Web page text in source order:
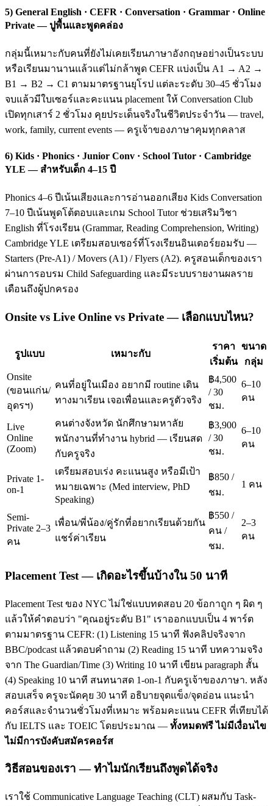
5) General English · CEFR · Conversation · Grammar · Online
Private — ปูพื้นและพูดคล่อง
กลุ่มนี้เหมาะกับคนที่ยังไม่เคยเรียนภาษาอังกฤษอย่างเป็นระบบ
หรือเรียนมานานแล้วแต่ไม่กล้าพูด CEFR แบ่งเป็น A1 → A2 →
B1 → B2 → C1 ตามมาตรฐานยุโรป แต่ละระดับ 30–45 ชั่วโมง
จบแล้วมีใบเซอร์และคะแนน placement ให้ Conversation Club
เปิดทุกเสาร์ 2 ชั่วโมง คุยประเด็นจริงในชีวิตประจำวัน — travel,
work, family, current events — ครูเจ้าของภาษาคุมทุกคลาส
6) Kids · Phonics · Junior Conv · School Tutor · Cambridge
YLE — สำหรับเด็ก 4–15 ปี
Phonics 4–6 ปีเน้นเสียงและการอ่านออกเสียง Kids Conversation
7–10 ปีเน้นพูดโต้ตอบและเกม School Tutor ช่วยเสริมวิชา
English ที่โรงเรียน (Grammar, Reading Comprehension, Writing)
Cambridge YLE เตรียมสอบเซอร์ที่โรงเรียนอินเตอร์ยอมรับ —
Starters (Pre-A1) / Movers (A1) / Flyers (A2). ครูสอนเด็กของเรา
ผ่านการอบรม Child Safeguarding และมีระบบรายงานผลราย
เดือนถึงผู้ปกครอง
Onsite vs Live Online vs Private — เลือกแบบไหน?
รูปแบบ เหมาะกับ
ราคา
เริ่มต้น
ขนาด
กลุ่ม
Onsite
(ขอนแก่น/
อุดรฯ)
คนที่อยู่ในเมือง อยากมี routine เดิน
ทางมาเรียน เจอเพื่อนและครูตัวจริง
฿4,500
/ 30
ชม.
6–10
คน
Live
Online
(Zoom)
คนต่างจังหวัด นักศึกษามหาลัย
พนักงานที่ทำงาน hybrid — เรียนสด
กับครูจริง
฿3,900
/ 30
ชม.
6–10
คน
Private 1-
on-1
เตรียมสอบเร่ง คะแนนสูง หรือมีเป้า
หมายเฉพาะ (Med interview, PhD
Speaking)
฿850 /
ชม.
1 คน
Semi-
Private 2–3
คน
เพื่อน/พี่น้อง/คู่รักที่อยากเรียนด้วยกัน
แชร์ค่าเรียน
฿550 /
คน /
ชม.
2–3
คน
Placement Test — เกิดอะไรขึ้นบ้างใน 50 นาที
Placement Test ของ NYC ไม่ใช่แบบทดสอบ 20 ข้อกาถูก ๆ ผิด ๆ
แล้วให้คำตอบว่า "คุณอยู่ระดับ B1" เราออกแบบเป็น 4 พาร์ต
ตามมาตรฐาน CEFR: (1) Listening 15 นาที ฟังคลิปจริงจาก
BBC/podcast แล้วตอบคำถาม (2) Reading 15 นาที บทความจริง
จาก The Guardian/Time (3) Writing 10 นาที เขียน paragraph สั้น
(4) Speaking 10 นาที สนทนาสด 1-on-1 กับครูเจ้าของภาษา. หลัง
สอบเสร็จ ครูจะนัดคุย 30 นาที อธิบายจุดแข็ง/จุดอ่อน แนะนำ
คอร์สและจำนวนชั่วโมงที่เหมาะ พร้อมคะแนน CEFR ที่เทียบได้
กับ IELTS และ TOEIC โดยประมาณ — ทั้งหมดฟรี ไม่มีเงื่อนไข
ไม่มีการบังคับสมัครคอร์ส
วิธีสอนของเรา — ทำไมนักเรียนถึงพูดได้จริง
เราใช้ Communicative Language Teaching (CLT) ผสมกับ Task-